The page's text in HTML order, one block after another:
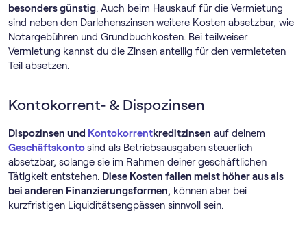
besonders günstig. Auch beim Hauskauf für die Vermietung
sind neben den Darlehenszinsen weitere Kosten absetzbar, wie
Notargebühren und Grundbuchkosten. Bei teilweiser
Vermietung kannst du die Zinsen anteilig für den vermieteten
Teil absetzen.
Kontokorrent‑ & Dispozinsen
Dispozinsen und Kontokorrentkreditzinsen auf deinem
Geschäftskontosind als Betriebsausgaben steuerlich
absetzbar, solange sie im Rahmen deiner geschäftlichen
Tätigkeit entstehen. Diese Kosten fallen meist höher aus als
bei anderen Finanzierungsformen, können aber bei
kurzfristigen Liquiditätsengpässen sinnvoll sein.